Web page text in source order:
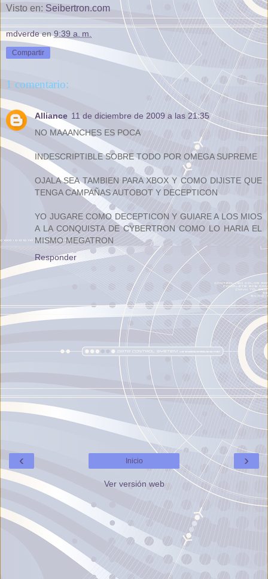
Visto en: Seibertron.com
mdverde en9:39 a. m.
Compartir
1 comentario:
Alliance 11 de diciembre de 2009 a las 21:35
NO MAAANCHES ES POCA
INDESCRIPTIBLE SOBRE TODO POR OMEGA SUPREME
OJALA SEA TAMBIEN PARA XBOX Y COMO DIJISTE QUE
TENGA CAMPAÑAS AUTOBOT Y DECEPTICON
YO JUGARE COMO DECEPTICON Y GUIARE A LOS MIOS
A LA CONQUISTA DE CYBERTRON COMO LO HARIA EL
MISMO MEGATRON
Responder
‹ ›
Inicio
Ver versión web